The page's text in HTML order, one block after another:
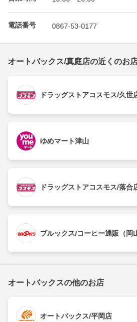
電話番号 0867-53-0177
オートバックス/真庭店の近くのお
ドラッグストアコスモス/久世
ゆめマート津山
ドラッグストアコスモス/落合
ブルックス/コーヒー通販（岡
オートバックスの他のお店
オートバックス/平岡店